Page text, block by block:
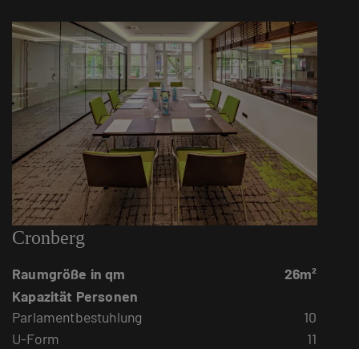
Cronberg
Raumgröße in qm
26m²
Kapazität Personen
Parlamentbestuhlung
10
U-Form
11